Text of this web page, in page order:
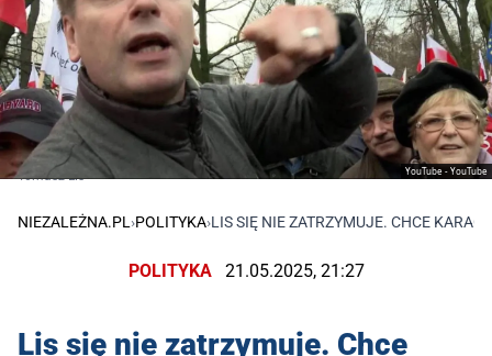
YouTube - YouTube
Tomasz Lis
NIEZALEŻNA.PL ›POLITYKA›LIS SIĘ NIE ZATRZYMUJE. CHCE
POLITYKA 21.05.2025, 21:27
Lis się nie zatrzymuje. Chce